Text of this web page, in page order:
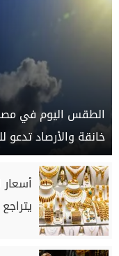
الطقس اليوم في
خانقة والأرصاد تدعو